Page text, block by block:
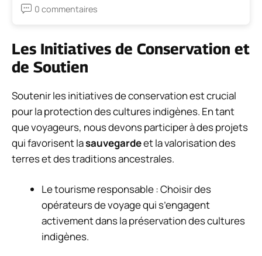
0 commentaires
Les Initiatives de Conservation et
de Soutien
Soutenir les initiatives de conservation est crucial
pour la protection des cultures indigènes. En tant
que voyageurs, nous devons participer à des projets
qui favorisent lasauvegardeet la valorisation des
terres et des traditions ancestrales.
Le tourisme responsable : Choisir des
opérateurs de voyage qui s’engagent
activement dans la préservation des cultures
indigènes.